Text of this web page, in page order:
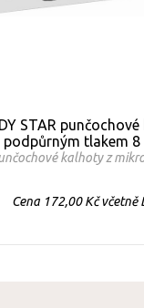
STAR
podpůrným tlakem
kalhoty z
Cena 172,00 Kč včetně